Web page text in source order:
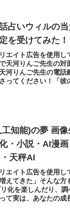
占いウィルの
を受けてみた！
エイト広告を使用し
天河りんご先生の対
河りんご先生の電話
ってください！「彼
工知能)の夢 画
・小説・AI漫
天秤AI
エイト広告を使用し
えてきた」そんな方
化を楽しんだり、
て実は、あなたの成